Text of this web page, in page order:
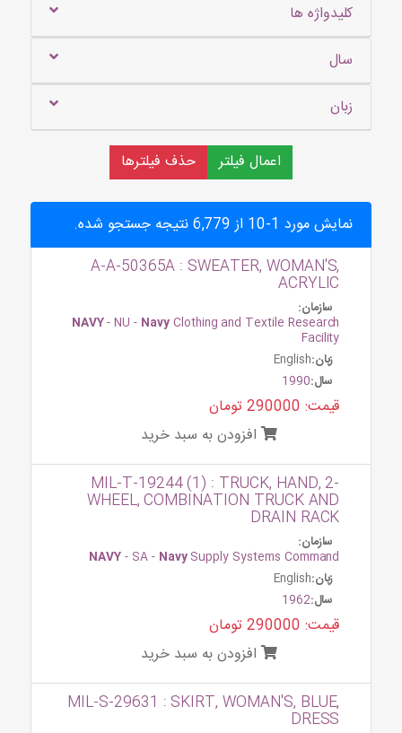
کلیدواژه ها
سال
زبان
اعمال فیلتر حذف فیلترها
نمایش مورد 1-10 از 6,779 نتیجه جستجو شده.
A-A-50365A : SWEATER, WOMAN'S,
ACRYLIC
سازمان:
NAVY- NU - NavyClothing and Textile Research
Facility
زبان:English
سال:1990
قیمت: 290000 تومان
افزودن به سبد خرید
MIL-T-19244 (1) : TRUCK, HAND, 2-
WHEEL, COMBINATION TRUCK AND
DRAIN RACK
سازمان:
NAVY- SA - NavySupply Systems Command
زبان:English
سال:1962
قیمت: 290000 تومان
افزودن به سبد خرید
MIL-S-29631 : SKIRT, WOMAN'S, BLUE,
DRESS